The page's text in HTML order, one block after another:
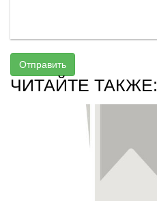
Отправить
ЧИТАЙТЕ ТАКЖЕ: